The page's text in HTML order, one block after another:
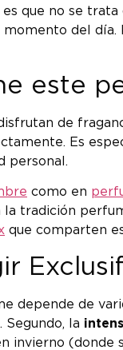
que no se
del día.
este
de
Es
personal.
como en
tradición
que comparten
depende de
Segundo, la
invierno (donde